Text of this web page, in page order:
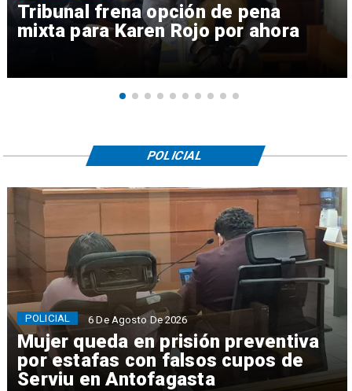
Tribunal frena opción de pena
mixta para Karen Rojo por ahora
Mujer queda en prisión preventiva
por estafas con falsos cupos de
Serviu en Antofagasta
POLICIAL 6 De Agosto De 2026
POLICIAL